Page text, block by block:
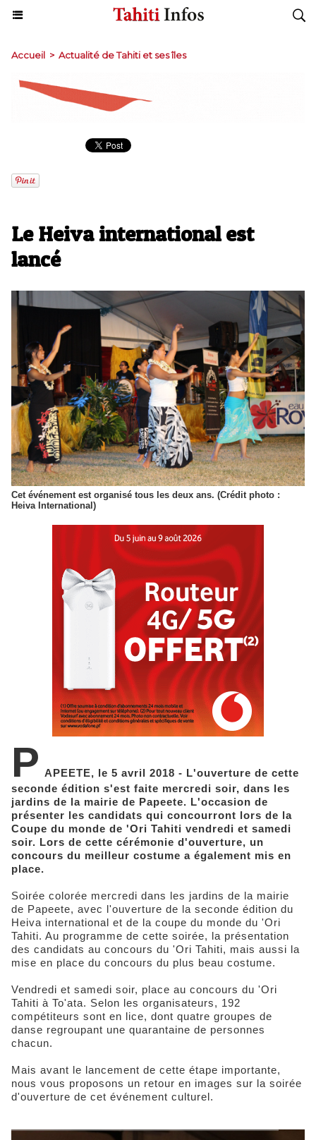
Accueil > Actualité de Tahiti et ses îles
Le Heiva international est
lancé
Cet événement est organisé tous les deux ans. (Crédit photo :
Heiva International)
P APEETE, le 5 avril 2018 - L'ouverture de cette
seconde édition s'est faite mercredi soir, dans les
jardins de la mairie de Papeete. L'occasion de
présenter les candidats qui concourront lors de la
Coupe du monde de 'Ori Tahiti vendredi et samedi
soir. Lors de cette cérémonie d'ouverture, un
concours du meilleur costume a également mis en
place.
Soirée colorée mercredi dans les jardins de la mairie
de Papeete, avec l'ouverture de la seconde édition du
Heiva international et de la coupe du monde du 'Ori
Tahiti. Au programme de cette soirée, la présentation
des candidats au concours du 'Ori Tahiti, mais aussi la
mise en place du concours du plus beau costume.
Vendredi et samedi soir, place au concours du 'Ori
Tahiti à To'ata. Selon les organisateurs, 192
compétiteurs sont en lice, dont quatre groupes de
danse regroupant une quarantaine de personnes
chacun.
Mais avant le lancement de cette étape importante,
nous vous proposons un retour en images sur la soirée
d'ouverture de cet événement culturel.